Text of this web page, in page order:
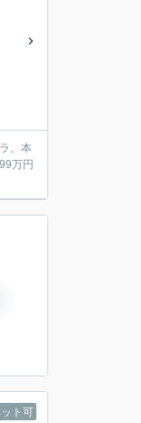
。本
万円
ト可